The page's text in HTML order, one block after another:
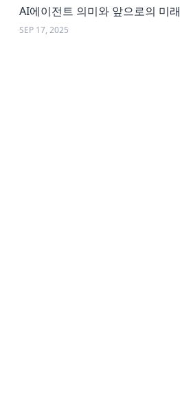
AI에이전트 의미와 앞으로의 미래
SEP 17, 2025